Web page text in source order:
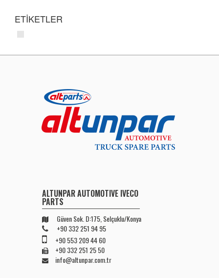
ETİKETLER
ALTUNPAR AUTOMOTIVE IVECO
PARTS
Güven Sok. D:175, Selçuklu/Konya
+90 332 251 94 95
+90 553 209 44 60
+90 332 251 25 50
info@altunpar.com.tr